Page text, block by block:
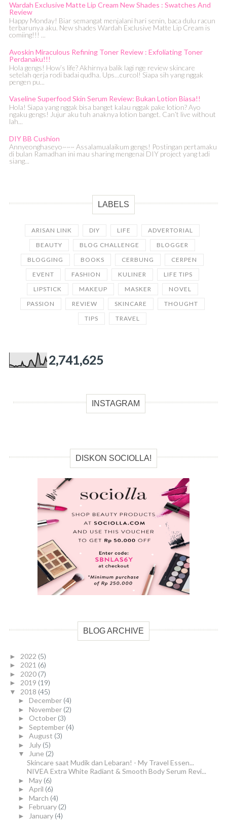
Wardah Exclusive Matte Lip Cream New Shades : Swatches And
Review
Happy Monday! Biar semangat menjalani hari senin, baca dulu racun
terbarunya aku. New shades Wardah Exclusive Matte Lip Cream is
comiing!!! ...
Avoskin Miraculous Refining Toner Review : Exfoliating Toner
Perdanaku!!!
Hola gengs! How’s life? Akhirnya balik lagi nge review skincare
setelah qerja rodi badai qudha. Ups…curcol! Siapa sih yang nggak
pengen pu...
Vaseline Superfood Skin Serum Review: Bukan Lotion Biasa!!
Hola! Siapa yang nggak bisa banget kalau nggak pake lotion? Ayo
ngaku gengs! Jujur aku tuh anaknya lotion banget. Can’t live without
lah...
DIY BB Cushion
Annyeonghaseyo~~~ Assalamualaikum gengs! Postingan pertamaku
di bulan Ramadhan ini mau sharing mengenai DIY project yang tadi
siang...
LABELS
ARISAN LINK DIY LIFE
ADVERTORIAL
BEAUTY
BLOG CHALLENGE
BLOGGER
BLOGGING
BOOKS CERBUNG
CERPEN
EVENT
FASHION KULINER
LIFE TIPS
LIPSTICK
MAKEUP MASKER
NOVEL
PASSION
REVIEW SKINCARE
THOUGHT
TIPS
TRAVEL
2,741,625
INSTAGRAM
DISKON SOCIOLLA!
BLOG ARCHIVE
► 2022 (5)
► 2021 (6)
► 2020 (7)
► 2019 (19)
▼ 2018 (45)
► December (4)
► November (2)
► October (3)
► September (4)
► August (3)
► July (5)
▼ June (2)
Skincare saat Mudik dan Lebaran! - My Travel Essen...
NIVEA Extra White Radiant & Smooth Body Serum Revi...
► May (6)
► April (6)
► March (4)
► February (2)
► January (4)